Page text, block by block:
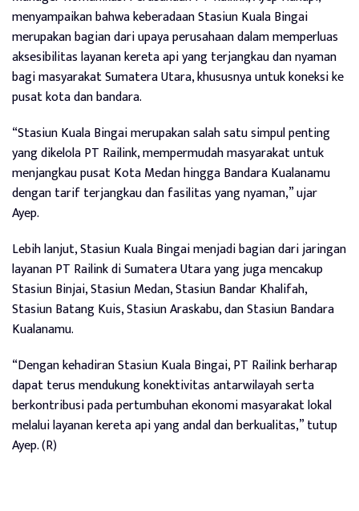
menyampaikan bahwa keberadaan Stasiun Kuala Bingai
merupakan bagian dari upaya perusahaan dalam memperluas
aksesibilitas layanan kereta api yang terjangkau dan nyaman
bagi masyarakat Sumatera Utara, khususnya untuk koneksi ke
pusat kota dan bandara.
“Stasiun Kuala Bingai merupakan salah satu simpul penting
yang dikelola PT Railink, mempermudah masyarakat untuk
menjangkau pusat Kota Medan hingga Bandara Kualanamu
dengan tarif terjangkau dan fasilitas yang nyaman,” ujar
Ayep.
Lebih lanjut, Stasiun Kuala Bingai menjadi bagian dari jaringan
layanan PT Railink di Sumatera Utara yang juga mencakup
Stasiun Binjai, Stasiun Medan, Stasiun Bandar Khalifah,
Stasiun Batang Kuis, Stasiun Araskabu, dan Stasiun Bandara
Kualanamu.
“Dengan kehadiran Stasiun Kuala Bingai, PT Railink berharap
dapat terus mendukung konektivitas antarwilayah serta
berkontribusi pada pertumbuhan ekonomi masyarakat lokal
melalui layanan kereta api yang andal dan berkualitas,” tutup
Ayep. (R)